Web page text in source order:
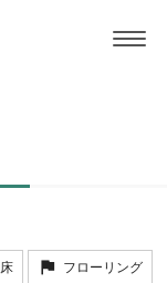
床 フローリング